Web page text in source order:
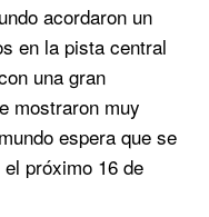
acordaron un
en la pista central
una gran
mostraron muy
espera que se
próximo 16 de